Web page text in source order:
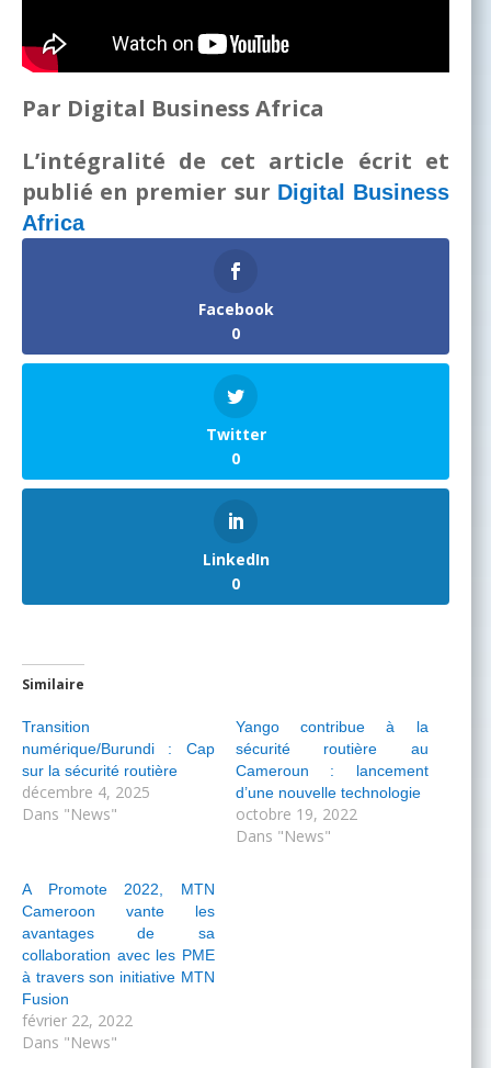
Par Digital Business Africa
L’intégralité de cet article écrit et
publié en premier sur Digital Business
Africa
Facebook
0
Twitter
0
LinkedIn
0
Similaire
Transition
numérique/Burundi : Cap
sur la sécurité routière
décembre 4, 2025
Dans "News"
Yango contribue à la
sécurité routière au
Cameroun : lancement
d’une nouvelle technologie
octobre 19, 2022
Dans "News"
A Promote 2022, MTN
Cameroon vante les
avantages de sa
collaboration avec les PME
à travers son initiative MTN
Fusion
février 22, 2022
Dans "News"